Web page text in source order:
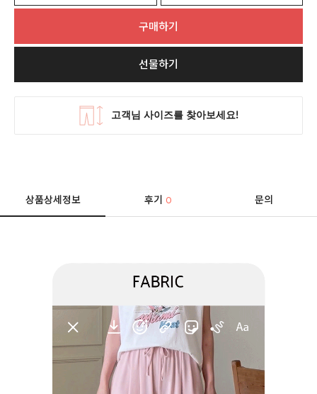
구매하기
선물하기
상품상세정보 후기0 문의